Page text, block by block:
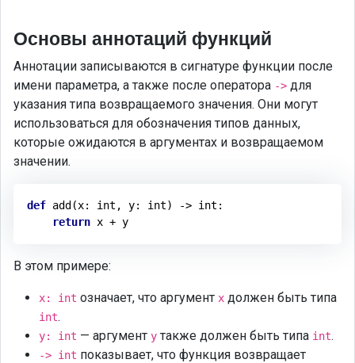
Основы аннотаций функций
Аннотации записываются в сигнатуре функции после
имени параметра, а также после оператора -> для
указания типа возвращаемого значения. Они могут
использоваться для обозначения типов данных,
которые ожидаются в аргументах и возвращаемом
значении.
def add(x: int, y: int) -> int :
return
В этом примере:
x: int означает, что аргумент x должен быть типа
int.
y: int — аргумент y также должен быть типа int.
-> int показывает, что функция возвращает